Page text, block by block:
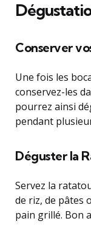
Conserver
Une fois les
conservez-les
pourrez ainsi
pendant
Déguster la
Servez la
de riz, de pâtes
pain grillé. Bon